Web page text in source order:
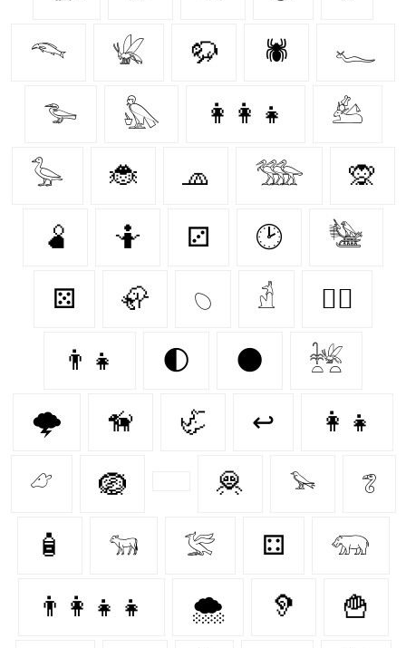
𓆞 𓆤 🦬 🕷️ 𓆑
𓅧 𓅽 👩‍👩‍👧 𓃕
𓅭 🐞 🧢 𓅢 🙊
🫄 🤷 ⚂ 🕑 𓅋
⚄ 🦣 𓆇 𓁢 🐕‍🦺
👨‍👧 🌓 🌑 𓆥
🌩️ 🦮 🦏 ↩ 👩‍👧
𓃿 🪺 🦧 𓅩 𓆂
🧴 𓃔 𓅛 ⚃ 𓃯
👨‍👩‍👧‍👧 🌨️ 🦻 🍟